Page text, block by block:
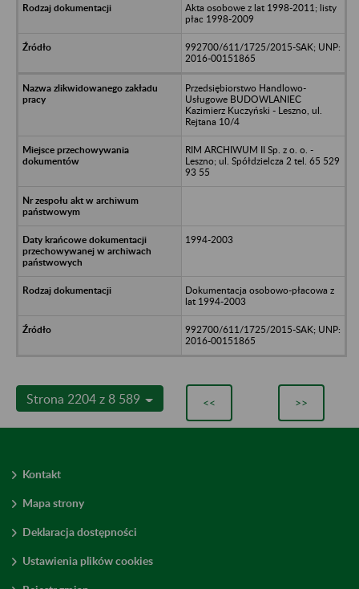
Akta osobowe z lat 1998-2011; listy
płac 1998-2009
992700/611/1725/2015-SAK; UNP:
2016-00151865
Przedsiębiorstwo Handlowo-
Usługowe BUDOWLANIEC
Kazimierz Kuczyński - Leszno, ul.
Rejtana 10/4
RIM ARCHIWUM II Sp. z o. o. -
Leszno; ul. Spółdzielcza 2 tel. 65 529
93 55
1994-2003
Dokumentacja osobowo-płacowa z
lat 1994-2003
992700/611/1725/2015-SAK; UNP:
2016-00151865
Strona 2204 z 8 589 << >>
Kontakt
Mapa strony
Deklaracja dostępności
Ustawienia plików cookies